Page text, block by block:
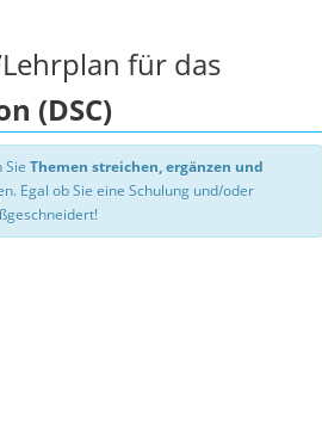
für das
(DSC)
Sie Themen streichen, ergänzen und
Egal ob Sie eine Schulung und/oder